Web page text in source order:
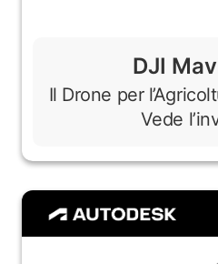
DJI
Il Drone per
Vede